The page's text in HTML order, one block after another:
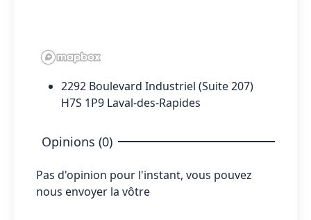
2292 Boulevard Industriel (Suite 207)
H7S 1P9 Laval-des-Rapides
Opinions (0)
Pas d'opinion pour l'instant, vous pouvez
nous envoyer la vôtre